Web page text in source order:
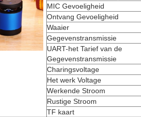
MIC Gevoeligheid
Ontvang Gevoeligheid
Waaier
Gegevenstransmissie
UART-het Tarief van de
Gegevenstransmissie
Charingsvoltage
Het werk Voltage
Werkende Stroom
Rustige Stroom
TF kaart